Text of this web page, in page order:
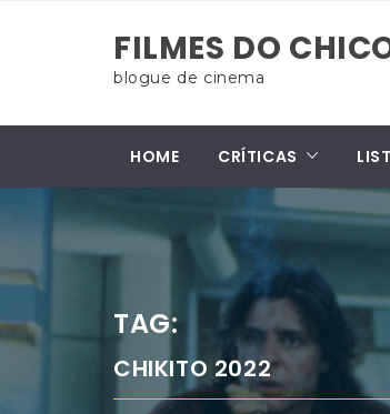
FILMES DO
blogue de cinema
HOME CRÍTICAS
TAG:
CHIKITO 2022